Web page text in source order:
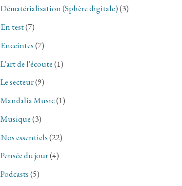
Dématérialisation (Sphère digitale)(3)
En test(7)
Enceintes(7)
L'art de l'écoute(1)
Le secteur(9)
Mandalia Music(1)
Musique(3)
Nos essentiels(22)
Pensée du jour(4)
Podcasts(5)